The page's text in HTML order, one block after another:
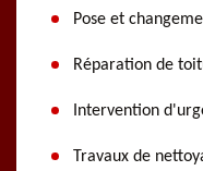
Pose et
Réparation de
Intervention
Travaux de